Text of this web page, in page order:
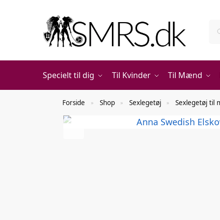
Specielt til dig Til Kvinder Til Mænd
Forside » Shop » Sexlegetøj » Sexlegetøj til